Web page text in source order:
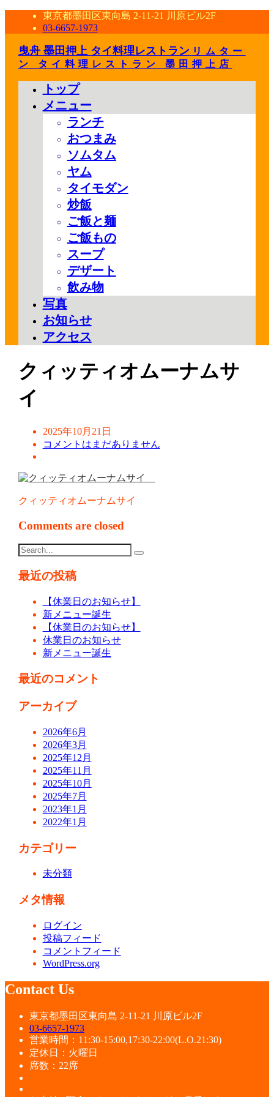
東京都墨田区東向島 2-11-21 川原ビル2F
03-6657-1973
曳舟 墨田押上 タイ料理レストラン リムター
ン タイ料理レストラン 墨田押上店
トップ
メニュー
ランチ
おつまみ
ソムタム
ヤム
タイモダン
炒飯
ご飯と麺
ご飯もの
スープ
デザート
飲み物
写真
お知らせ
アクセス
クィッティオムーナムサ
イ
2025年10月21日
コメントはまだありません
クィッティオムーナムサイ
Comments are closed
最近の投稿
【休業日のお知らせ】
新メニュー誕生
【休業日のお知らせ】
休業日のお知らせ
新メニュー誕生
最近のコメント
アーカイブ
2026年6月
2026年3月
2025年12月
2025年11月
2025年10月
2025年7月
2023年1月
2022年1月
カテゴリー
未分類
メタ情報
ログイン
投稿フィード
コメントフィード
WordPress.org
Contact Us
東京都墨田区東向島 2-11-21 川原ビル2F
03-6657-1973
営業時間：11:30-15:00,17:30-22:00(L.O.21:30)
定休日：火曜日
席数：22席